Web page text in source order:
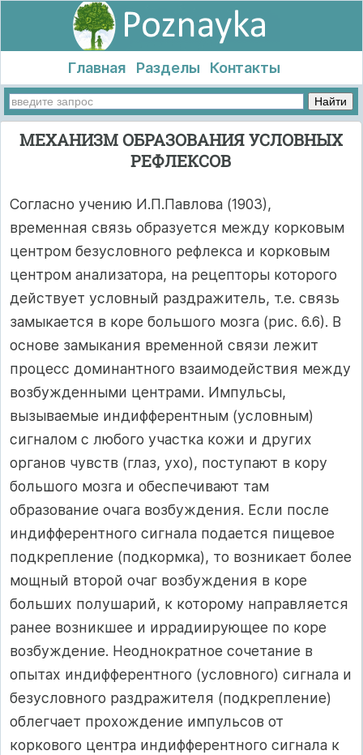
Главная Разделы Контакты
МЕХАНИЗМ ОБРАЗОВАНИЯ УСЛОВНЫХ
РЕФЛЕКСОВ
Согласно учению И.П.Павлова (1903),
временная связь обра­зуется между корковым
центром безусловного рефлекса и корко­вым
центром анализатора, на рецепторы которого
действует ус­ловный раздражитель, т.е. связь
замыкается в коре большого моз­га (рис. 6.6). В
основе замыкания временной связи лежит
процесс доминантного взаимодействия между
возбужденными центрами. Импульсы,
вызываемые индифферентным (условным)
сигналом с любого участка кожи и других
органов чувств (глаз, ухо), посту­пают в кору
большого мозга и обеспечивают там
образование очага возбуждения. Если после
индифферентного сигнала подает­ся пищевое
подкрепление (подкормка), то возникает более
мощ­ный второй очаг возбуждения в коре
больших полушарий, к ко­торому направляется
ранее возникшее и иррадиирующее по коре
возбуждение. Неоднократное сочетание в
опытах индифферент­ного (условного) сигнала и
безусловного раздражителя (под­крепление)
облегчает прохождение импульсов от
коркового цен­тра индифферентного сигнала к